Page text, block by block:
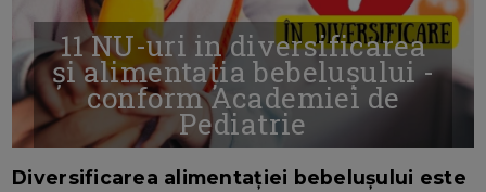
11 NU-uri in diversificarea
și alimentația bebelușului -
conform Academiei de
Pediatrie
Diversificarea alimentației bebelușului este